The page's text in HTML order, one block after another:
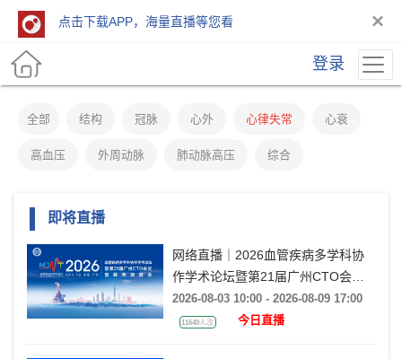
点击下载APP，海量直播等您看 ×
登录
全部 结构 冠脉 心外 心律失常 心衰
高血压 外周动脉 肺动脉高压 综合
即将直播
网络直播｜2026血管疾病多学科协
作学术论坛暨第21届广州CTO会议
暨岭南瓣膜会（VMDT2026）
2026-08-03 10:00 - 2026-08-09 17:00
11640人次 今日直播